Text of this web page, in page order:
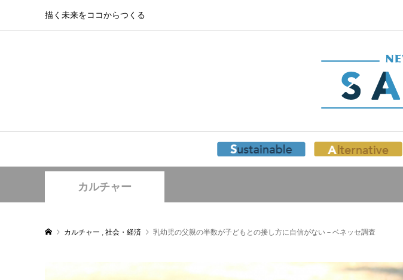
描く未来をココからつくる
カルチャー
カルチャー , 社会・経済 乳幼児の父親の半数が子どもとの接し方に自信がない－ベネッセ調査